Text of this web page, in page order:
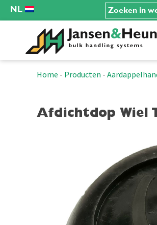
NL
Home - Producten -
Afdichtdop Wiel